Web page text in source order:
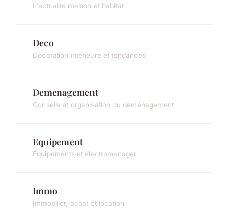
L'actualité maison et habitat
Deco
Décoration intérieure et tendances
Demenagement
Conseils et organisation du déménagement
Equipement
Équipements et électroménager
Immo
Immobilier, achat et location